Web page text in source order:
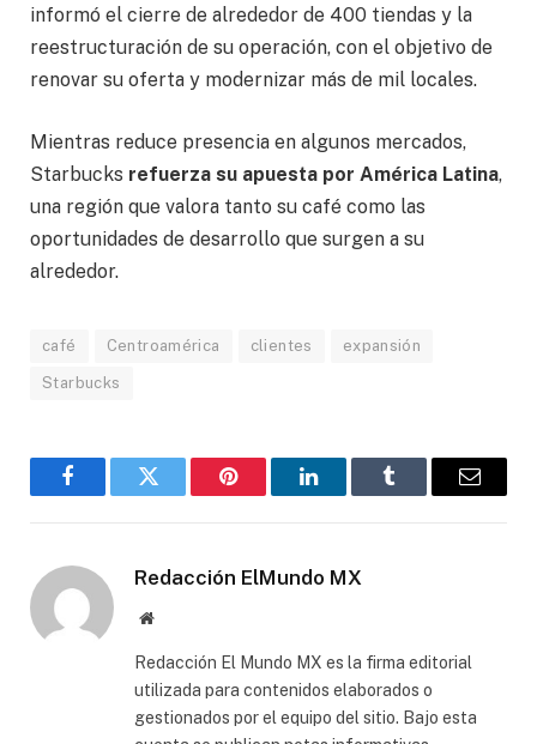
informó el cierre de alrededor de 400 tiendas y la
reestructuración de su operación, con el objetivo de
renovar su oferta y modernizar más de mil locales.
Mientras reduce presencia en algunos mercados,
Starbucks refuerza su apuesta por América Latina,
una región que valora tanto su café como las
oportunidades de desarrollo que surgen a su
alrededor.
café Centroamérica clientes expansión
Starbucks
FacebookGorjeo Pinterest LinkedInTumblr
Correo
Redacción ElMundo MX
Sitio
Redacción El Mundo MX es la firma editorial
utilizada para contenidos elaborados o
gestionados por el equipo del sitio. Bajo esta